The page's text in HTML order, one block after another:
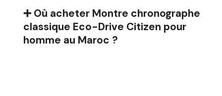
➕ Où acheter Montre chronographe
classique Eco-Drive Citizen pour
homme au Maroc ?